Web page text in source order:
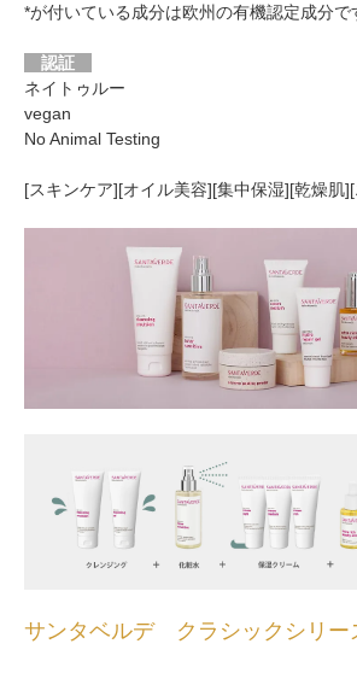
*が付いている成分は欧州の有機認定成分で
認証
ネイトゥルー
vegan
No Animal Testing
[スキンケア][オイル美容][集中保湿][乾燥肌
サンタベルデ クラシックシリー